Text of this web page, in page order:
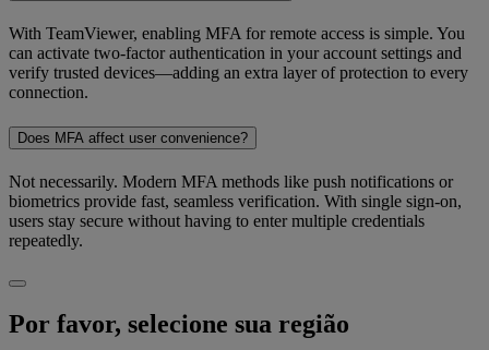
With TeamViewer, enabling MFA for remote access is simple. You
can activate two-factor authentication in your account settings and
verify trusted devices—adding an extra layer of protection to every
connection.
Does MFA affect user convenience?
Not necessarily. Modern MFA methods like push notifications or
biometrics provide fast, seamless verification. With single sign-on,
users stay secure without having to enter multiple credentials
repeatedly.
Por favor, selecione sua região